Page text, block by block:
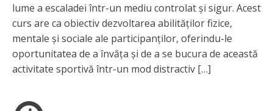
lume a escaladei într-un mediu controlat și sigur. Acest
curs are ca obiectiv dezvoltarea abilităților fizice,
mentale și sociale ale participanților, oferindu-le
oportunitatea de a învăța și de a se bucura de această
activitate sportivă într-un mod distractiv […]